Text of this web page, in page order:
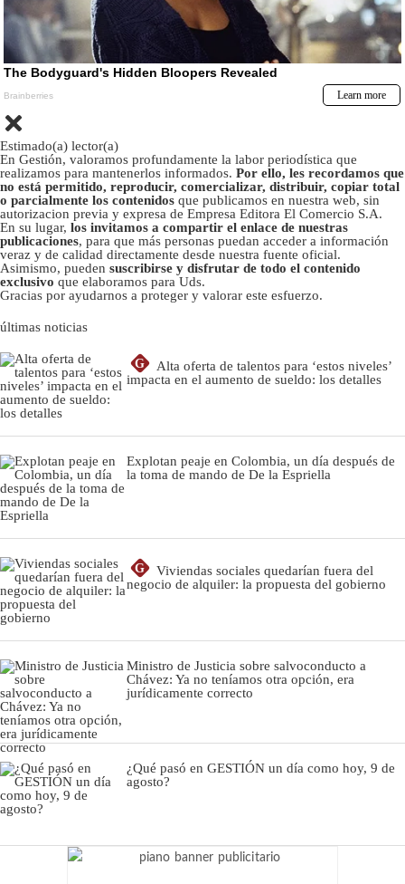
Estimado(a) lector(a)
En Gestión, valoramos profundamente la labor periodística que
realizamos para mantenerlos informados. Por ello, les recordamos que
no está permitido, reproducir, comercializar, distribuir, copiar total
o parcialmente los contenidos que publicamos en nuestra web, sin
autorizacion previa y expresa de Empresa Editora El Comercio S.A.
En su lugar, los invitamos a compartir el enlace de nuestras
publicaciones, para que más personas puedan acceder a información
veraz y de calidad directamente desde nuestra fuente oficial.
Asimismo, pueden suscribirse y disfrutar de todo el contenido
exclusivo que elaboramos para Uds.
Gracias por ayudarnos a proteger y valorar este esfuerzo.
últimas noticias
G
Alta oferta de talentos para ‘estos niveles’
impacta en el aumento de sueldo: los detalles
Explotan peaje en Colombia, un día después de
la toma de mando de De la Espriella
G
Viviendas sociales quedarían fuera del
negocio de alquiler: la propuesta del gobierno
Ministro de Justicia sobre salvoconducto a
Chávez: Ya no teníamos otra opción, era
jurídicamente correcto
¿Qué pasó en GESTIÓN un día como hoy, 9 de
agosto?